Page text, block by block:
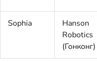
Sophia
Hanson
Robotics
(Гонконг)